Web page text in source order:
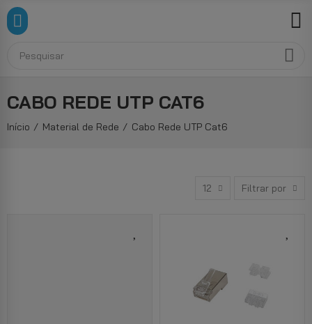
CABO REDE UTP CAT6
Início Material de Rede Cabo Rede UTP Cat6
12 Filtrar por